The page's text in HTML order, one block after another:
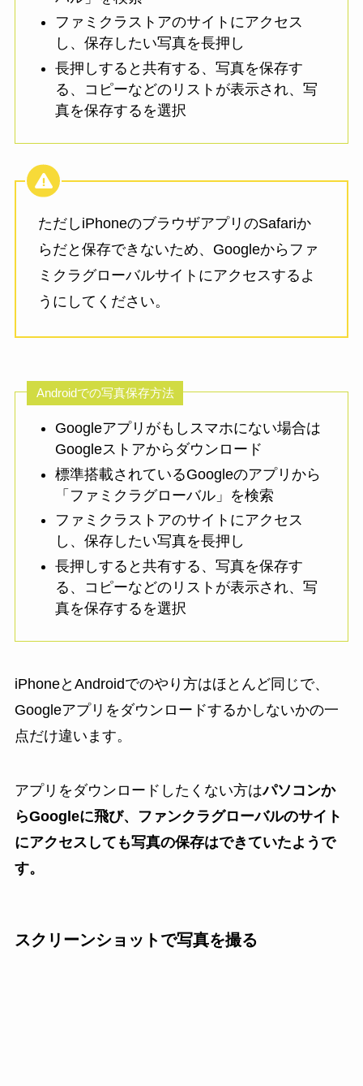
ファミクラストアのサイトにアクセス
し、保存したい写真を長押し
長押しすると共有する、写真を保存す
る、コピーなどのリストが表示され、写
真を保存するを選択
ただしiPhoneのブラウザアプリのSafariか
らだと保存できないため、Googleからファ
ミクラグローバルサイトにアクセスするよ
うにしてください。
Androidでの写真保存方法
Googleアプリがもしスマホにない場合は
Googleストアからダウンロード
標準搭載されているGoogleのアプリから
「ファミクラグローバル」を検索
ファミクラストアのサイトにアクセス
し、保存したい写真を長押し
長押しすると共有する、写真を保存す
る、コピーなどのリストが表示され、写
真を保存するを選択
iPhoneとAndroidでのやり方はほとんど同じで、
Googleアプリをダウンロードするかしないかの一
点だけ違います。
アプリをダウンロードしたくない方はパソコンか
らGoogleに飛び、ファンクラグローバルのサイト
にアクセスしても写真の保存はできていたようで
す。
スクリーンショットで写真を撮る